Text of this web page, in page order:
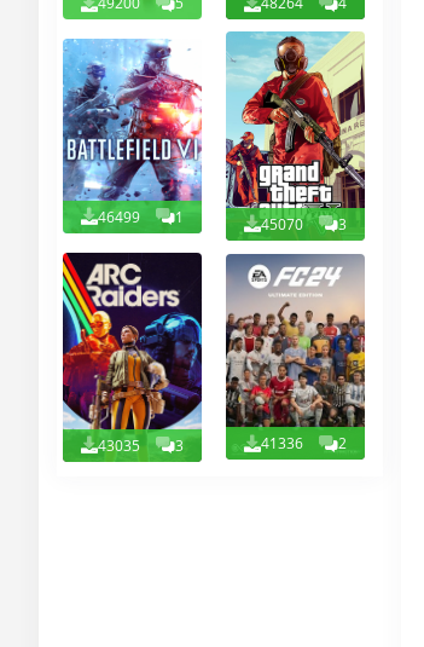
46499 1 45070 3
43035 3 41336 2